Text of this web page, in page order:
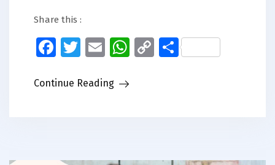
Share this :
Facebook
Twitter
EmailWhatsApp
CopyShare
Continue Reading